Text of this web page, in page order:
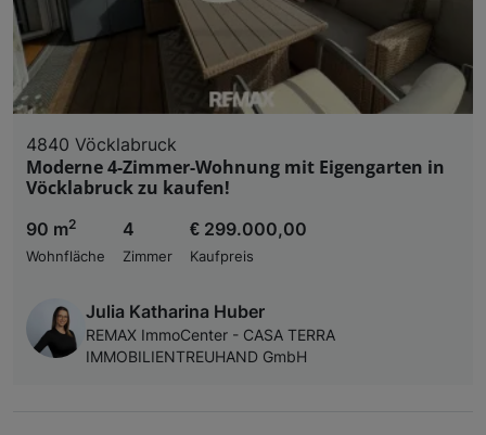
4840 Vöcklabruck
Moderne 4-Zimmer-Wohnung mit Eigengarten in
Vöcklabruck zu kaufen!
90 m2
Wohnfläche
4
Zimmer
€ 299.000,00
Kaufpreis
Julia Katharina Huber
REMAX ImmoCenter - CASA TERRA
IMMOBILIENTREUHAND GmbH